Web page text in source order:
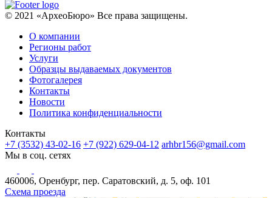
© 2021 «АрхеоБюро» Все права защищены.
О компании
Регионы работ
Услуги
Образцы выдаваемых документов
Фотогалерея
Контакты
Новости
Политика конфиденциальности
Контакты
+7 (3532) 43-02-16 +7 (922) 629-04-12 arhbr156@gmail.com
Мы в соц. сетях
460006, Оренбург, пер. Саратовский, д. 5, оф. 101
Схема проезда